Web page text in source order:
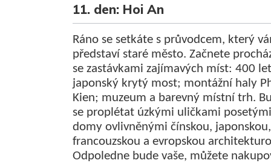
11. den: Hoi An
Ráno se setkáte s průvodcem, který
představí staré město. Začnete
se zastávkami zajímavých míst: 400
japonský krytý most; montážní haly
Kien; muzeum a barevný místní trh.
se proplétat úzkými uličkami posetými
domy ovlivněnými čínskou, japonskou,
francouzskou a evropskou
Odpoledne bude vaše, můžete